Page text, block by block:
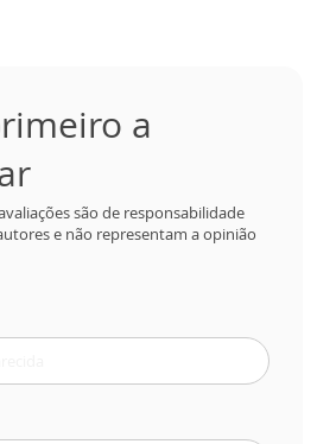
a
são de responsabilidade
e não representam a opinião